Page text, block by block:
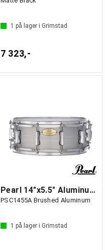
1 på lager i Grimstad
7 323,-
Pearl 14"x5.5" Aluminum Shell Snare Drum
PSC1455A Brushed Aluminum
1 på lager i Grimstad